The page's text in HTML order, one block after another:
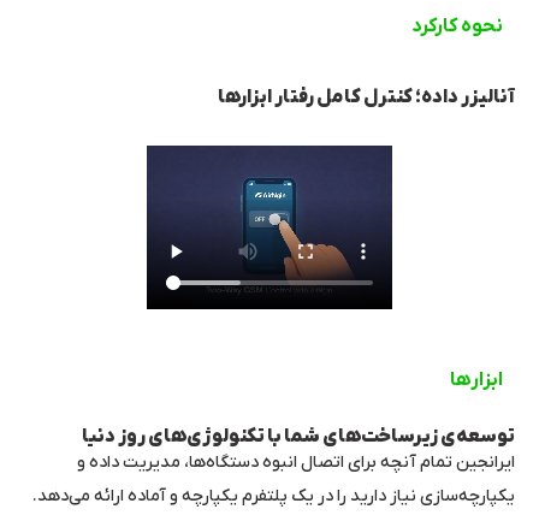
نحوه کارکرد
آنالیزر داده؛ کنترل کامل رفتار ابزارها
ابزارها
توسعه‌ی زیرساخت‌های شما با تکنولوژی‌های روز دنیا
ایرانجین تمام آنچه برای اتصال انبوه دستگاه‌ها، مدیریت داده و
یکپارچه‌سازی نیاز دارید را در یک پلتفرم یکپارچه و آماده ارائه می‌دهد.